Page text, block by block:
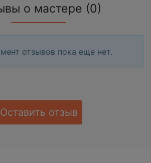
о мастере (0)
отзывов пока еще нет.
Оставить отзыв